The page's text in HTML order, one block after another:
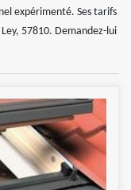
expérimenté. Ses tarifs
57810. Demandez-lui